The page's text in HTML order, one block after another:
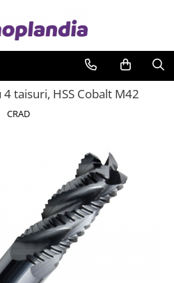
taisuri, HSS Cobalt M42
CRAD